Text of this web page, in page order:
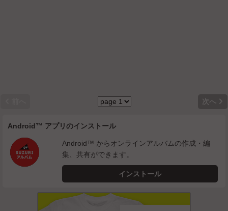
次へ 
Android™ アプリのインストール
Android™ からオンラインアルバムの作成・編
集、共有ができます。
インストール